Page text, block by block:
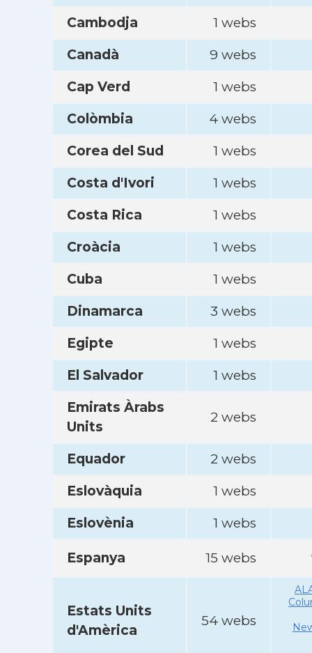
Cambodja
1 webs
Canadà
9 webs
Cap Verd
1 webs
Colòmbia
4 webs
Corea del Sud
1 webs
Costa d'Ivori
1 webs
Costa Rica
1 webs
Croàcia
1 webs
Cuba
1 webs
Dinamarca
3 webs
Egipte
1 webs
El Salvador
1 webs
Emirats Àrabs
Units
2 webs
Equador
2 webs
Eslovàquia
1 webs
Eslovènia
1 webs
Espanya 15 webs
Estats Units
d'Amèrica
54 webs